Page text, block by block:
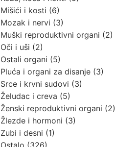
Mišići i kosti (6)
Mozak i nervi (3)
Muški reproduktivni organi (2)
Oči i uši (2)
Ostali organi (5)
Pluća i organi za disanje(3)
Srce i krvni sudovi (3)
Želudac i creva (5)
Ženski reproduktivni organi (2)
Žlezde i hormoni (3)
Zubi i desni (1)
Ostalo (326)